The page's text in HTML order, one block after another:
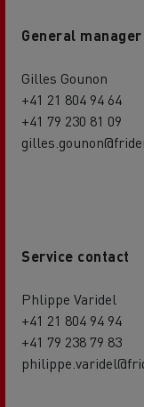
General manager
Gilles Gounon
+41 21 804 94 64
+41 79 230 81 09
Service contact
Phlippe Varidel
+41 21 804 94 94
+41 79 238 79 83